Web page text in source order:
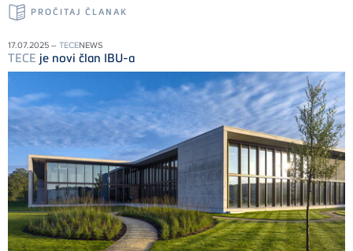
PROČITAJ ČLANAK
17.07.2025 – TECENEWS
TECE je novi član IBU-a